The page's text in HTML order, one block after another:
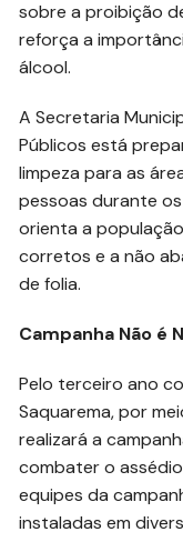
sobre a proibição
reforça a
álcool.
A Secretaria
Públicos está
limpeza para as
pessoas durante
orienta a
corretos e a não
de folia.
Campanha Não é
Pelo terceiro ano
Saquarema, por
realizará a
combater o
equipes da
instaladas em